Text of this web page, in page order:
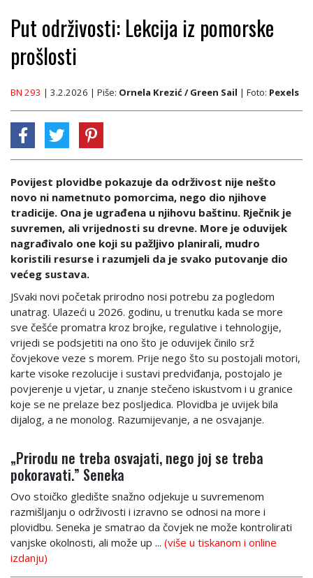
Put održivosti: Lekcija iz pomorske
prošlosti
BN 293 | 3.2.2026 | Piše: Ornela Krezić / Green Sail | Foto: Pexels
Povijest plovidbe pokazuje da održivost nije nešto
novo ni nametnuto pomorcima, nego dio njihove
tradicije. Ona je ugrađena u njihovu baštinu. Rječnik je
suvremen, ali vrijednosti su drevne. More je oduvijek
nagrađivalo one koji su pažljivo planirali, mudro
koristili resurse i razumjeli da je svako putovanje dio
većeg sustava.
JSvaki novi početak prirodno nosi potrebu za pogledom
unatrag. Ulazeći u 2026. godinu, u trenutku kada se more
sve češće promatra kroz brojke, regulative i tehnologije,
vrijedi se podsjetiti na ono što je oduvijek činilo srž
čovjekove veze s morem. Prije nego što su postojali motori,
karte visoke rezolucije i sustavi predviđanja, postojalo je
povjerenje u vjetar, u znanje stečeno iskustvom i u granice
koje se ne prelaze bez posljedica. Plovidba je uvijek bila
dijalog, a ne monolog. Razumijevanje, a ne osvajanje.
„Prirodu ne treba osvajati, nego joj se treba
pokoravati.” Seneka
Ovo stoičko gledište snažno odjekuje u suvremenom
razmišljanju o održivosti i izravno se odnosi na more i
plovidbu. Seneka je smatrao da čovjek ne može kontrolirati
vanjske okolnosti, ali može up ... (više u tiskanom i online
izdanju)